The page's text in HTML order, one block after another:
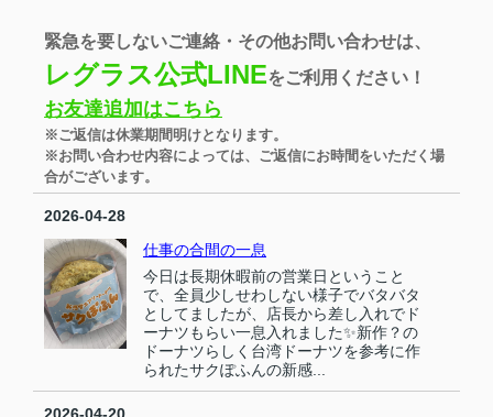
緊急を要しないご連絡・その他お問い合わせは、
レグラス公式LINEをご利用ください！
お友達追加はこちら
※ご返信は休業期間明けとなります。
※お問い合わせ内容によっては、ご返信にお時間をいただく場
合がございます。
2026-04-28
仕事の合間の一息
今日は長期休暇前の営業日ということ
で、全員少しせわしない様子でバタバタ
としてましたが、店長から差し入れでド
ーナツもらい一息入れました✨新作？の
ドーナツらしく台湾ドーナツを参考に作
られたサクぽふんの新感...